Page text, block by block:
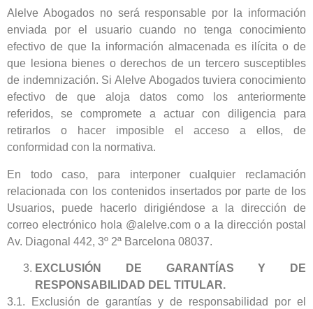
Alelve Abogados no será responsable por la información
enviada por el usuario cuando no tenga conocimiento
efectivo de que la información almacenada es ilícita o de
que lesiona bienes o derechos de un tercero susceptibles
de indemnización. Si Alelve Abogados tuviera conocimiento
efectivo de que aloja datos como los anteriormente
referidos, se compromete a actuar con diligencia para
retirarlos o hacer imposible el acceso a ellos, de
conformidad con la normativa.
En todo caso, para interponer cualquier reclamación
relacionada con los contenidos insertados por parte de los
Usuarios, puede hacerlo dirigiéndose a la dirección de
correo electrónico hola @alelve.com o a la dirección postal
Av. Diagonal 442, 3º 2ª Barcelona 08037.
EXCLUSIÓN DE GARANTÍAS Y DE
RESPONSABILIDAD DEL TITULAR.
3.1. Exclusión de garantías y de responsabilidad por el